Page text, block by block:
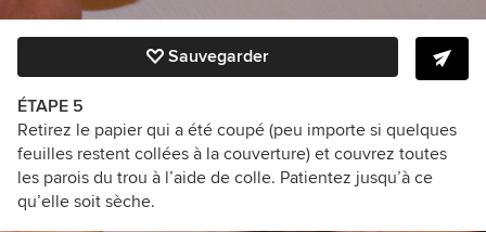
Sauvegarder
ÉTAPE 5
Retirez le papier qui a été coupé (peu importe si quelques
feuilles restent collées à la couverture) et couvrez toutes
les parois du trou à l’aide de colle. Patientez jusqu’à ce
qu’elle soit sèche.